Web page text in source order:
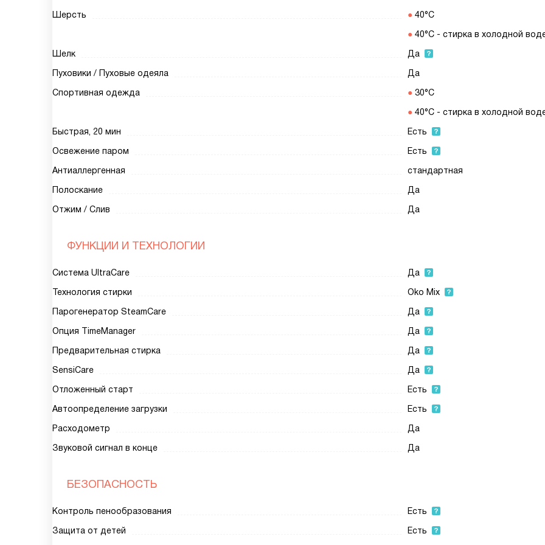
Шерсть
40°C
40°C - стирка в холодной
Шелк
Да
Пуховики / Пуховые одеяла
Да
Спортивная одежда
30°C
40°C - стирка в холодной
Быстрая, 20 мин
Есть
Освежение паром
Есть
Антиаллергенная
стандартная
Полоскание
Да
Отжим / Слив
Да
ФУНКЦИИ И ТЕХНОЛОГИИ
Система UltraCare
Да
Технология стирки
Oko Mix
Парогенератор SteamCare
Да
Опция TimeManager
Да
Предварительная стирка
Да
SensiCare
Да
Отложенный старт
Есть
Автоопределение загрузки
Есть
Расходометр
Да
Звуковой сигнал в конце
Да
БЕЗОПАСНОСТЬ
Контроль пенообразования
Есть
Защита от детей
Есть